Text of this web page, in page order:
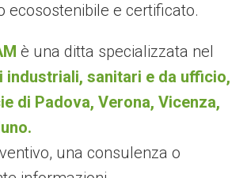
ecosostenibile e certificato.
è una ditta specializzata nel
sanitari e da ufficio,
di Padova, Verona, Vicenza,
una consulenza o